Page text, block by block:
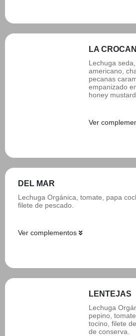
LA
Lechuga
americano,
pecanas
empanizado
honey mustard.
Ver
DEL MAR
Lechuga Orgánica, tomate, papa
filete de pescado.
Ver complementos
LENTEJAS
Lechuga
pepino,
tocino, filete
de conserva.